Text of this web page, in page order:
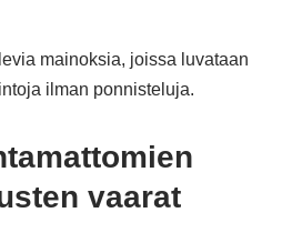
mainoksia, joissa luvataan
ilman ponnisteluja.
vaarat